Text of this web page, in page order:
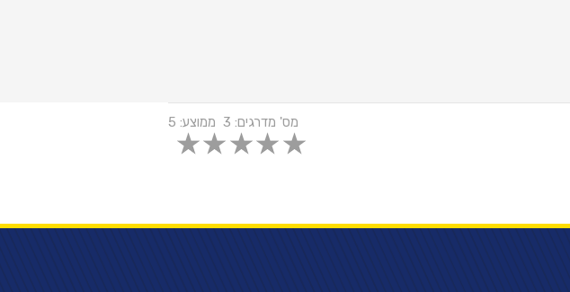
מס' מדרגים: 3 ממוצע: 5